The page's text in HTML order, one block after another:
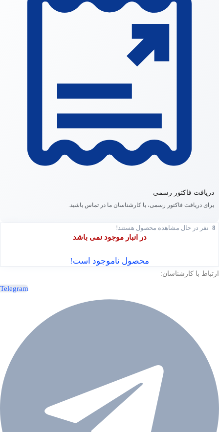
دریافت فاکتور رسمی
برای دریافت فاکتور رسمی، با کارشناسان ما در تماس باشید.
8 نفر در حال مشاهده محصول هستند!
در انبار موجود نمی باشد
محصول ناموجود است!
ارتباط با کارشناسان:
Telegram